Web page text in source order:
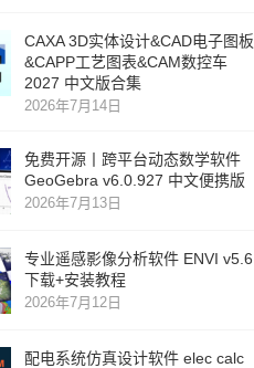
CAXA 3D实体设计&CAD电子图板
&CAPP工艺图表&CAM数控车
2027 中文版合集
2026年7月14日
免费开源丨跨平台动态数学软件
GeoGebra v6.0.927 中文便携版
2026年7月13日
专业遥感影像分析软件 ENVI v5.6
下载+安装教程
2026年7月12日
配电系统仿真设计软件 elec calc